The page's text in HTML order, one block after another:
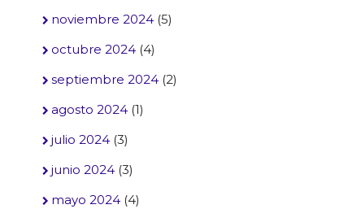
noviembre 2024 (5)
octubre 2024 (4)
septiembre 2024 (2)
agosto 2024 (1)
julio 2024 (3)
junio 2024 (3)
mayo 2024 (4)